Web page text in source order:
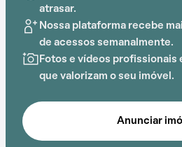
atrasar.
Nossa plataforma recebe
de acessos semanalmente.
Fotos e vídeos profissionais
que valorizam o seu imóvel.
Anunciar